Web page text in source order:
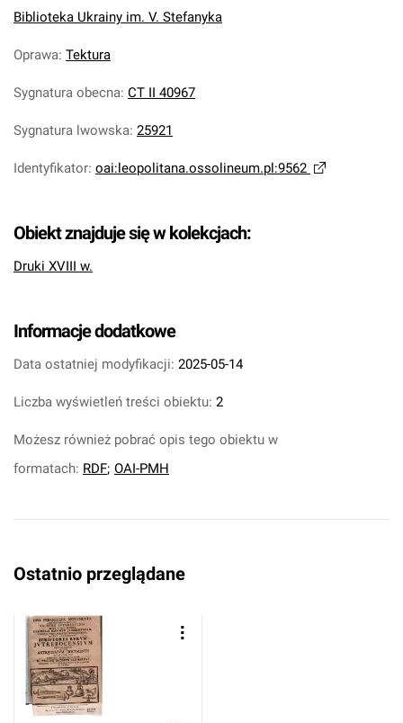
Biblioteka Ukrainy im. V. Stefanyka
Oprawa: Tektura
Sygnatura obecna: CT II 40967
Sygnatura lwowska: 25921
Identyfikator: oai:leopolitana.ossolineum.pl:9562
Obiekt znajduje się w kolekcjach:
Druki XVIII w.
Informacje dodatkowe
Data ostatniej modyfikacji: 2025-05-14
Liczba wyświetleń treści obiektu: 2
Możesz również pobrać opis tego obiektu w
formatach: RDF; OAI-PMH
Ostatnio przeglądane